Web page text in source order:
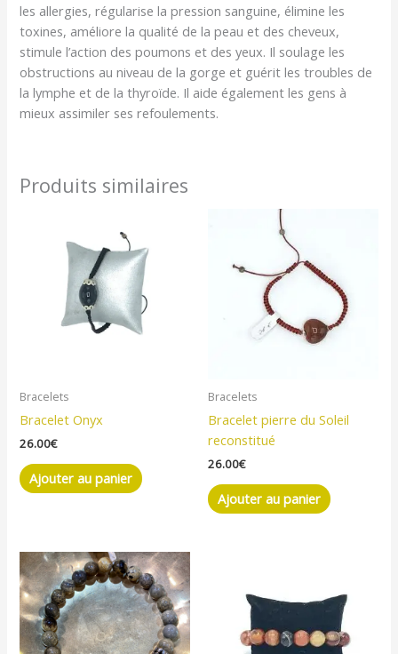
les allergies, régularise la pression sanguine, élimine les
toxines, améliore la qualité de la peau et des cheveux,
stimule l’action des poumons et des yeux. Il soulage les
obstructions au niveau de la gorge et guérit les troubles de
la lymphe et de la thyroïde. Il aide également les gens à
mieux assimiler ses refoulements.
Produits similaires
Bracelets
Bracelet Onyx
26.00€
Ajouter au panier
Bracelets
Bracelet pierre du Soleil
reconstitué
26.00€
Ajouter au panier